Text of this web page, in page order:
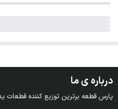
درباره ی ما
پارس قطعه برترین توزیع کننده قطعات